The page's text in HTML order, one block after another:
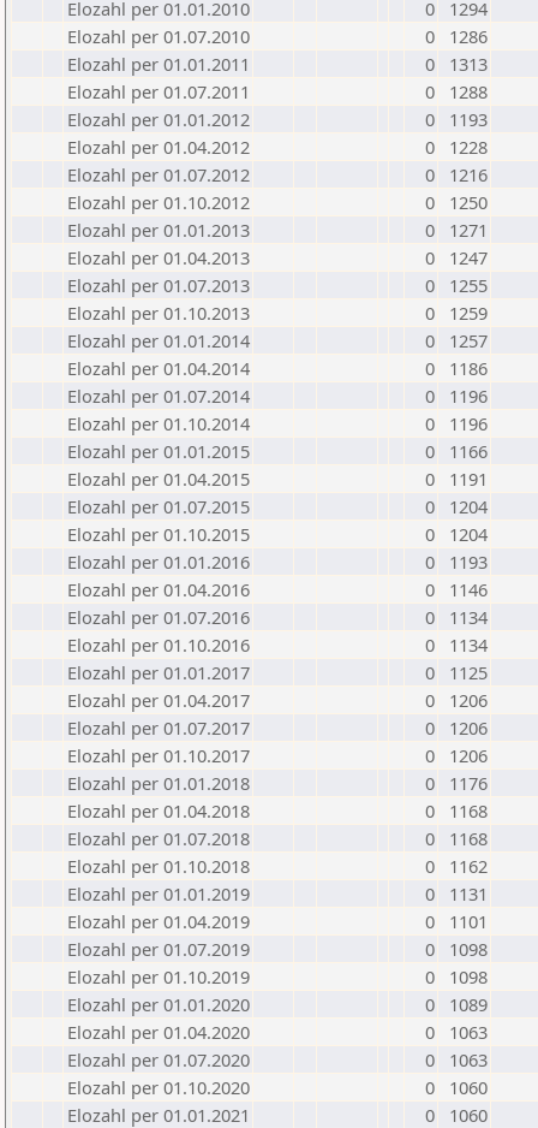
Elozahl per 01.01.2010
0
1294
Elozahl per 01.07.2010
0
1286
Elozahl per 01.01.2011
0
1313
Elozahl per 01.07.2011
0
1288
Elozahl per 01.01.2012
0
1193
Elozahl per 01.04.2012
0
1228
Elozahl per 01.07.2012
0
1216
Elozahl per 01.10.2012
0
1250
Elozahl per 01.01.2013
0
1271
Elozahl per 01.04.2013
0
1247
Elozahl per 01.07.2013
0
1255
Elozahl per 01.10.2013
0
1259
Elozahl per 01.01.2014
0
1257
Elozahl per 01.04.2014
0
1186
Elozahl per 01.07.2014
0
1196
Elozahl per 01.10.2014
0
1196
Elozahl per 01.01.2015
0
1166
Elozahl per 01.04.2015
0
1191
Elozahl per 01.07.2015
0
1204
Elozahl per 01.10.2015
0
1204
Elozahl per 01.01.2016
0
1193
Elozahl per 01.04.2016
0
1146
Elozahl per 01.07.2016
0
1134
Elozahl per 01.10.2016
0
1134
Elozahl per 01.01.2017
0
1125
Elozahl per 01.04.2017
0
1206
Elozahl per 01.07.2017
0
1206
Elozahl per 01.10.2017
0
1206
Elozahl per 01.01.2018
0
1176
Elozahl per 01.04.2018
0
1168
Elozahl per 01.07.2018
0
1168
Elozahl per 01.10.2018
0
1162
Elozahl per 01.01.2019
0
1131
Elozahl per 01.04.2019
0
1101
Elozahl per 01.07.2019
0
1098
Elozahl per 01.10.2019
0
1098
Elozahl per 01.01.2020
0
1089
Elozahl per 01.04.2020
0
1063
Elozahl per 01.07.2020
0
1063
Elozahl per 01.10.2020
0
1060
Elozahl per 01.01.2021
0
1060